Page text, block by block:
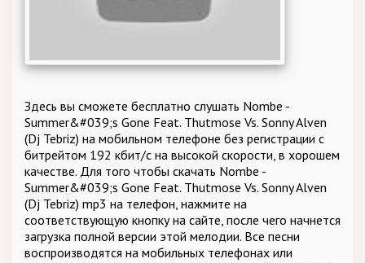
Здесь вы сможете бесплатно слушать Nombe -
Summer&#039;s Gone Feat. Thutmose Vs. Sonny Alven
(Dj Tebriz) на мобильном телефоне без регистрации с
битрейтом 192 кбит/c на высокой скорости, в хорошем
качестве. Для того чтобы скачать Nombe -
Summer&#039;s Gone Feat. Thutmose Vs. Sonny Alven
(Dj Tebriz) mp3 на телефон, нажмите на
соответствующую кнопку на сайте, после чего начнется
загрузка полной версии этой мелодии. Все песни
воспроизводятся на мобильных телефонах или